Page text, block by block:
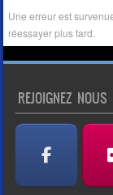
Une erreur est
réessayer plus tard.
REJOIGNEZ